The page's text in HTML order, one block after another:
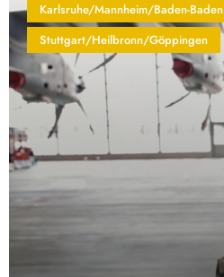
Karlsruhe/Mannheim/Baden-Baden
Stuttgart/Heilbronn/Göppingen